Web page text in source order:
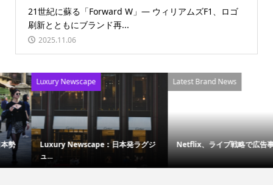
21世紀に蘇る「Forward W」― ウィリアムズF1、ロゴ
刷新とともにブランド再...
2025.11.06
Luxury Newscape
Luxury Newscape：日本発ラグジ
ュ...
Latest Brand News
Netflix、ライブ戦略で広告事業を...